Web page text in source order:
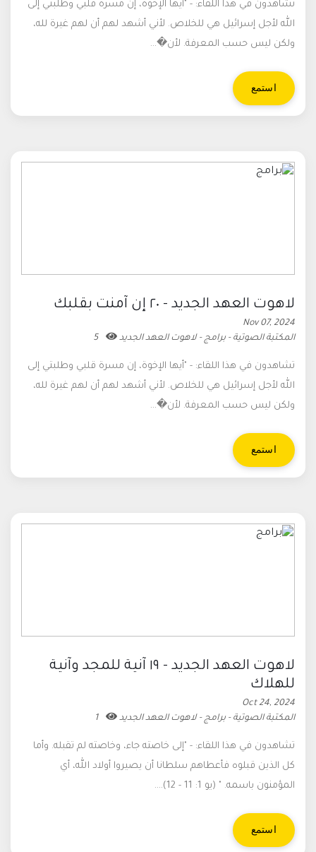
تشاهدون في هذا اللقاء: - "أيها الإخوة، إن مسرة قلبي وطلبتي إلى
الله لأجل إسرائيل هي للخلاص. لأني أشهد لهم أن لهم غيرة لله،
ولكن ليس حسب المعرفة. لأن�...
استمع
لاهوت العهد الجديد - ٢٠ إن آمنت بقلبك
Nov 07, 2024
المكتبة الصوتية - برامج - لاهوت العهد الجديد
5
تشاهدون في هذا اللقاء: - "أيها الإخوة، إن مسرة قلبي وطلبتي إلى
الله لأجل إسرائيل هي للخلاص. لأني أشهد لهم أن لهم غيرة لله،
ولكن ليس حسب المعرفة. لأن�...
استمع
لاهوت العهد الجديد - ١٩ آنية للمجد وآنية
للهلاك
Oct 24, 2024
المكتبة الصوتية - برامج - لاهوت العهد الجديد
1
تشاهدون في هذا اللقاء: - "إلى خاصته جاء، وخاصته لم تقبله. وأما
كل الذين قبلوه فأعطاهم سلطانا أن يصيروا أولاد الله، أي
المؤمنون باسمه. " (يو 1: 11 - 12)....
استمع